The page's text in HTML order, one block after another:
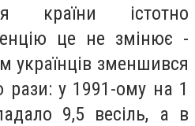
країни істотно
це не змінює -
українців зменшився
у 1991-ому на 1
9,5 весіль, а в